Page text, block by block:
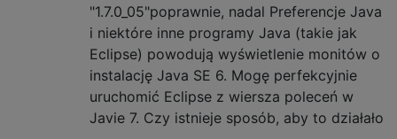
"1.7.0_05"poprawnie, nadal Preferencje Java
i niektóre inne programy Java (takie jak
Eclipse) powodują wyświetlenie monitów o
instalację Java SE 6. Mogę perfekcyjnie
uruchomić Eclipse z wiersza poleceń w
Javie 7. Czy istnieje sposób, aby to działało